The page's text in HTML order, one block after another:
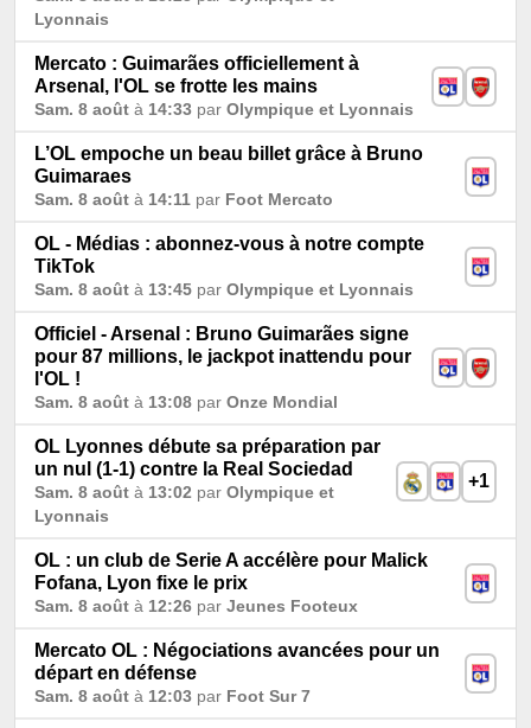
Lyonnais
Mercato : Guimarães officiellement à
Arsenal, l'OL se frotte les mains
Sam. 8 août à 14:33 par Olympique et Lyonnais
L’OL empoche un beau billet grâce à Bruno
Guimaraes
Sam. 8 août à 14:11 par Foot Mercato
OL - Médias : abonnez-vous à notre compte
TikTok
Sam. 8 août à 13:45 par Olympique et Lyonnais
Officiel - Arsenal : Bruno Guimarães signe
pour 87 millions, le jackpot inattendu pour
l'OL !
Sam. 8 août à 13:08 par Onze Mondial
OL Lyonnes débute sa préparation par
un nul (1-1) contre la Real Sociedad
Sam. 8 août à 13:02 par Olympique et
Lyonnais
+1
OL : un club de Serie A accélère pour Malick
Fofana, Lyon fixe le prix
Sam. 8 août à 12:26 par Jeunes Footeux
Mercato OL : Négociations avancées pour un
départ en défense
Sam. 8 août à 12:03 par Foot Sur 7